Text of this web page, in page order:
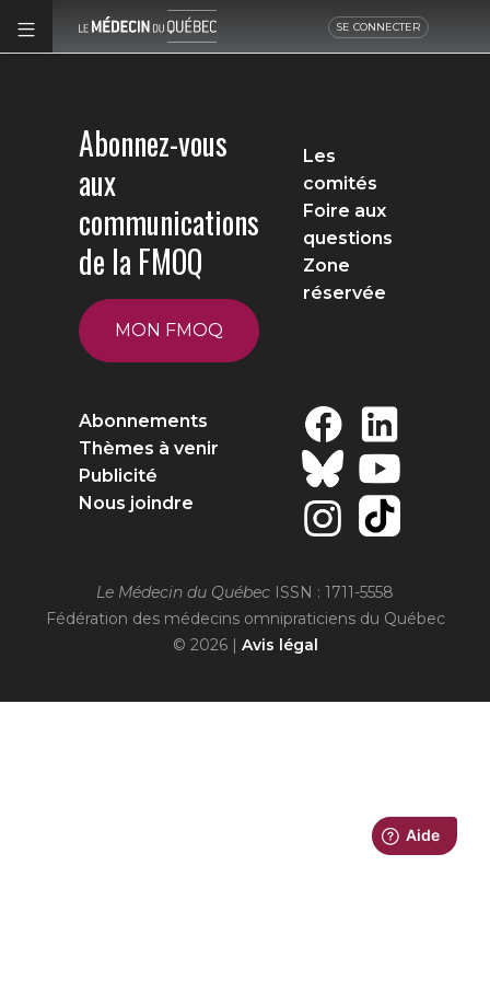
SE CONNECTER
Abonnez-vous
aux
communications
de la FMOQ
MON FMOQ
Les
comités
Foire aux
questions
Zone
réservée
Abonnements
Thèmes à venir
Publicité
Nous joindre
Le Médecin du Québec ISSN : 1711-5558
Fédération des médecins omnipraticiens du Québec
© 2026 | Avis légal